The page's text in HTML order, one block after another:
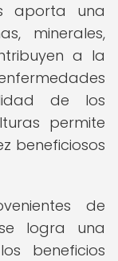
aporta una
minerales,
a la
de los
permite
beneficiosos
de
logra una
beneficios